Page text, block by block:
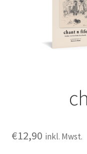
€12,90 inkl. Mwst.